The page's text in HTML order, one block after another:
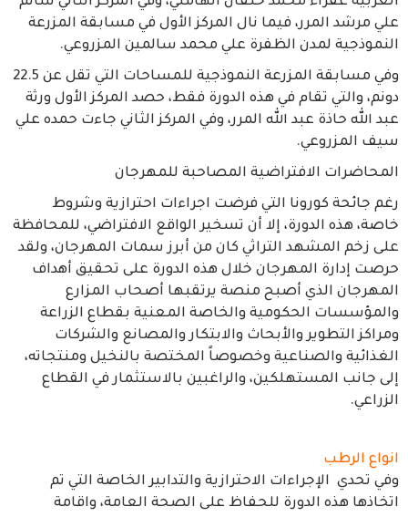
علي مرشد المرر، فيما نال المركز الأول في مسابقة المزرعة
النموذجية لمدن الظفرة علي محمد سالمين المزروعي.
وفي مسابقة المزرعة النموذجية للمساحات التي تقل عن 22.5
دونم، والتي تقام في هذه الدورة فقط، حصد المركز الأول ورثة
عبد الله حاذة عبد الله المرر، وفي المركز الثاني جاءت حمده علي
سيف المزروعي.
المحاضرات الافتراضية المصاحبة للمهرجان
رغم جائحة كورونا التي فرضت اجراءات احترازية وشروط
خاصة، هذه الدورة، إلا أن تسخير الواقع الافتراضي، للمحافظة
على زخم المشهد التراثي كان من أبرز سمات المهرجان، ولقد
حرصت إدارة المهرجان خلال هذه الدورة على تحقيق أهداف
المهرجان الذي أصبح منصة يرتقبها أصحاب المزارع
والمؤسسات الحكومية والخاصة المعنية بقطاع الزراعة
ومراكز التطوير والأبحاث والابتكار والمصانع والشركات
الغذائية والصناعية وخصوصاً المختصة بالنخيل ومنتجاته،
إلى جانب المستهلكين، والراغبين بالاستثمار في القطاع
الزراعي.
انواع الرطب
وفي تحدي الإجراءات الاحترازية والتدابير الخاصة التي تم
اتخاذها هذه الدورة للحفاظ على الصحة العامة، واقامة